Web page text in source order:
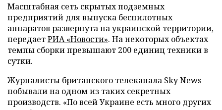
Масштабная сеть скрытых подземных
предприятий для выпуска беспилотных
аппаратов развернута на украинской территории,
передаетРИА «Новости». На некоторых объектах
темпы сборки превышают 200 единиц техники в
сутки.
Журналисты британского телеканала Sky News
побывали на одном из таких секретных
производств. «По всей Украине есть много других